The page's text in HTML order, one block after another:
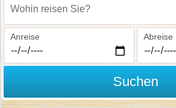
Wohin reisen Sie?
Anreise Abreise
Suchen